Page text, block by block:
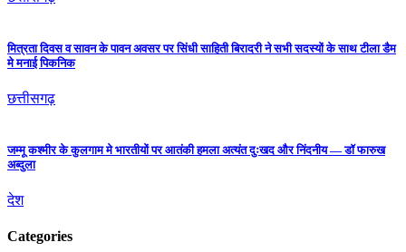
मित्रता दिवस व सावन के पावन अवसर पर सिंधी साहिती बिरादरी ने सभी सदस्यों के साथ टीला डैम
मे मनाई पिकनिक
छत्तीसगढ़
जम्मू कश्मीर के कुलगाम मे भारतीयों पर आतंकी हमला अत्यंत दुःखद और निंदनीय — डॉ फारुख
अब्दुला
देश
Categories